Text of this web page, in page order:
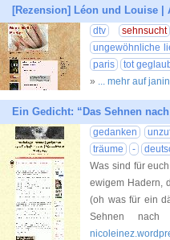
[Rezension] Léon und Louise |
dtv sehnsucht
ungewöhnliche
paris
tot
» ... mehr auf
Ein Gedicht: “Das Sehnen
gedanken
träume
-
Was sind für
ewigem Hadern,
(oh was für ein
Sehnen